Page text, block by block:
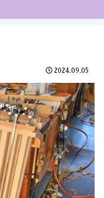
2024.09.05